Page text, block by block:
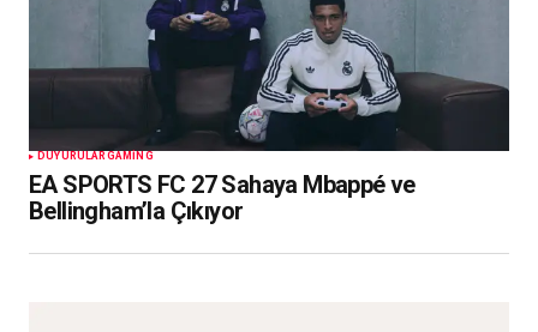
DUYURULAR GAMING
EA SPORTS FC 27 Sahaya Mbappé ve
Bellingham’la Çıkıyor